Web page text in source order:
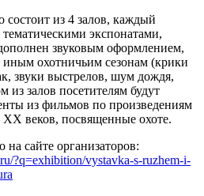
состоит из 4 залов, каждый
экспонатами,
звуковым оформлением,
охотничьим сезонам (крики
звуки выстрелов, шум дождя,
из залов посетителям будут
из фильмов по произведениям
веков, посвященные охоте.
сайте организаторов:
?q=exhibition/vystavka-s-ruzhem-i-